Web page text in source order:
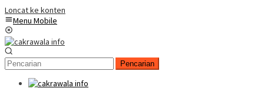
Loncat ke konten
Menu Mobile
Pencarian